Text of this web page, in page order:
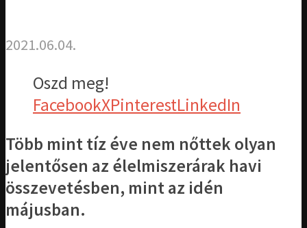
2021.06.04.
Oszd meg!
FacebookXPinterestLinkedIn
Több mint tíz éve nem nőttek olyan
jelentősen az élelmiszerárak havi
összevetésben, mint az idén
májusban.